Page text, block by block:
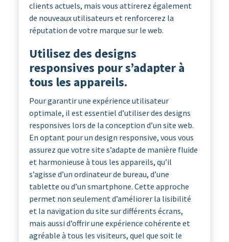
clients actuels, mais vous attirerez également
de nouveaux utilisateurs et renforcerez la
réputation de votre marque sur le web.
Utilisez des designs
responsives pour s’adapter à
tous les appareils.
Pour garantir une expérience utilisateur
optimale, il est essentiel d’utiliser des designs
responsives lors de la conception d’un site web.
En optant pour un design responsive, vous vous
assurez que votre site s’adapte de manière fluide
et harmonieuse à tous les appareils, qu’il
s’agisse d’un ordinateur de bureau, d’une
tablette ou d’un smartphone. Cette approche
permet non seulement d’améliorer la lisibilité
et la navigation du site sur différents écrans,
mais aussi d’offrir une expérience cohérente et
agréable à tous les visiteurs, quel que soit le